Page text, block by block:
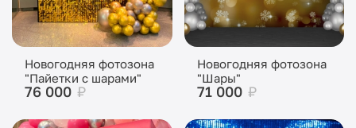
Новогодняя фотозона
"Пайетки с шарами"
76 000 ₽
Новогодняя фотозона
"Шары"
71 000 ₽